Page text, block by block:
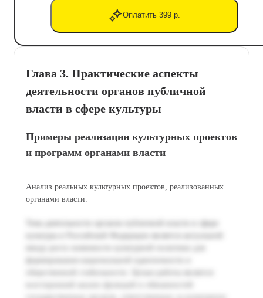
Оплатить 399 р.
Глава 3. Практические аспекты
деятельности органов публичной
власти в сфере культуры
Примеры реализации культурных проектов
и программ органами власти
Анализ реальных культурных проектов, реализованных
органами власти.